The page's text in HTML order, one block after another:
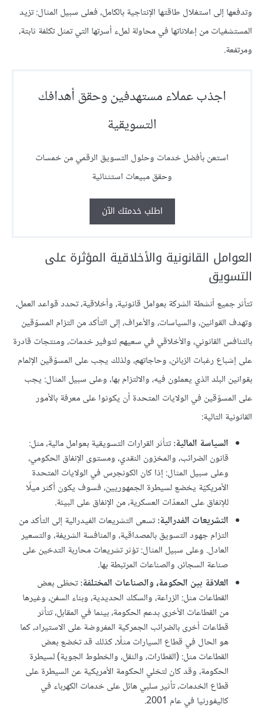
وتدفعها إلى استغلال طاقتها الإنتاجية بالكامل، فعلى سبيل المثال: تزيد
المستشفيات من إعلاناتها في محاولة لملء أسرتها التي تمثل تكلفة ثابتة،
ومرتفعة.
اجذب عملاء مستهدفين وحقق أهدافك
التسويقية
استعن بأفضل خدمات وحلول التسويق الرقمي من خمسات
وحقق مبيعات استثنائية
اطلب خدمتك الآن
العوامل القانونية والأخلاقية المؤثرة على
التسويق
تتأثر جميع أنشطة الشركة بعوامل قانونية، وأخلاقية، تحدد قواعد العمل،
وتهدف القوانين، والسياسات، والأعراف، إلى التأكد من التزام المسوّقين
بالتنافس القانوني، والأخلاقي في سعيهم لتوفير خدمات، ومنتجات قادرة
على إشباع رغبات الزبائن، وحاجاتهم، ولذلك يجب على المسوّقين الإلمام
بقوانين البلد الذي يعملون فيه، والالتزام بها، وعلى سبيل المثال: يجب
على المسوّقين في الولايات المتحدة أن يكونوا على معرفة بالأمور
القانونية التالية:
السياسة المالية:تتأثر القرارات التسويقية بعوامل مالية، مثل:
قانون الضرائب، والمخزون النقدي، ومستوى الإنفاق الحكومي،
وعلى سبيل المثال: إذا كان الكونجرس في الولايات المتحدة
الأمريكيّة يخضع لسيطرة الجمهوريين، فسوف يكون أكثر ميلًا
للإنفاق على المعدّات العسكرية، من الإنفاق على البيئة.
التشريعات الفدرالية:تسعى التشريعات الفيدرالية إلى التأكد من
التزام جهود التسويق بالمصداقية، والمنافسة الشريفة، والتسعير
العادل. وعلى سبيل المثال: تؤثر تشريعات محاربة التدخين على
صناعة السجائر، والصناعات المرتبطة بها.
العلاقة بين الحكومة، والصناعات المختلفة:تحظى بعض
القطاعات مثل: الزراعة، والسكك الحديدية، وبناء السفن، وغيرها
من القطاعات الأخرى بدعم الحكومة، بينما في المقابل، تتأثر
قطاعات أخرى بالضرائب الجمركية المفروضة على الاستيراد، كما
هو الحال في قطاع السيارات مثلًا، كذلك قد تخضع بعض
القطاعات مثل: (القطارات، والنقل، والخطوط الجوية) لسيطرة
الحكومة، وقد كان لتخلي الحكومة الأمريكية عن السيطرة على
قطاع الخدمات، تأثير سلبي هائل على خدمات الكهرباء في
كاليفورنيا في عام 2001.